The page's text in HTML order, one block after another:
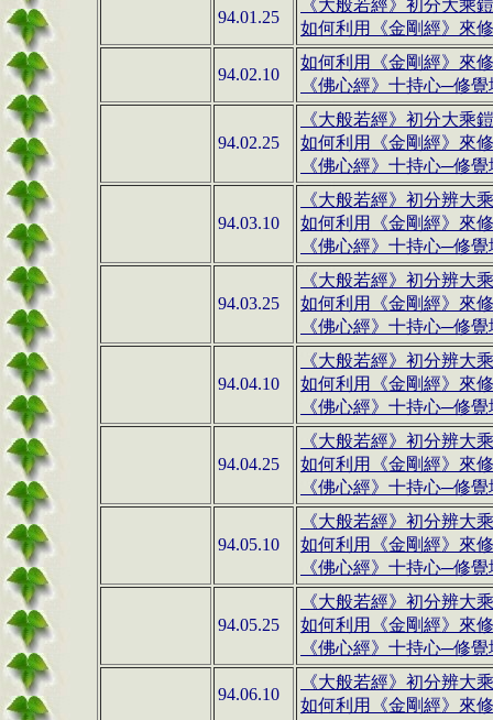
94.01.25
《大般若經》 初分大乘
如何利用
《金剛經》 來
94.02.10
如何利用 《金剛經》 來
《佛心經》十持心─修
94.02.25
《大般若經》 初分大乘
如何利用
《金剛經》 來
《佛心經》十持心─修
94.03.10
《大般若經》 初分辨大
如何利用《金剛經》來
《佛心經》十持心─修
94.03.25
《大般若經》 初分辨大
如何利用《金剛經》來
《佛心經》十持心─修
94.04.10
《大般若經》 初分辨大
如何利用《金剛經》來
《佛心經》十持心─修
94.04.25
《大般若經》 初分辨大
如何利用《金剛經》來
《佛心經》十持心─修
94.05.10
《大般若經》 初分辨大
如何利用《金剛經》來
《佛心經》十持心─修
94.05.25
《大般若經》 初分辨大
如何利用《金剛經》來
《佛心經》十持心─修
94.06.10
《大般若經》 初分辨大
如何利用《金剛經》來